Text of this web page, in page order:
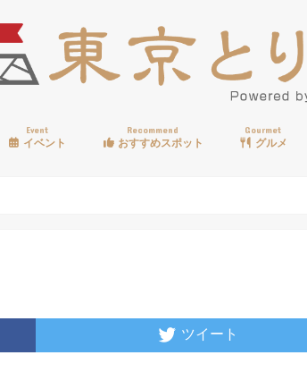
Event
イベント
Recommend
おすすめスポット
Gourmet
グルメ
ツイート